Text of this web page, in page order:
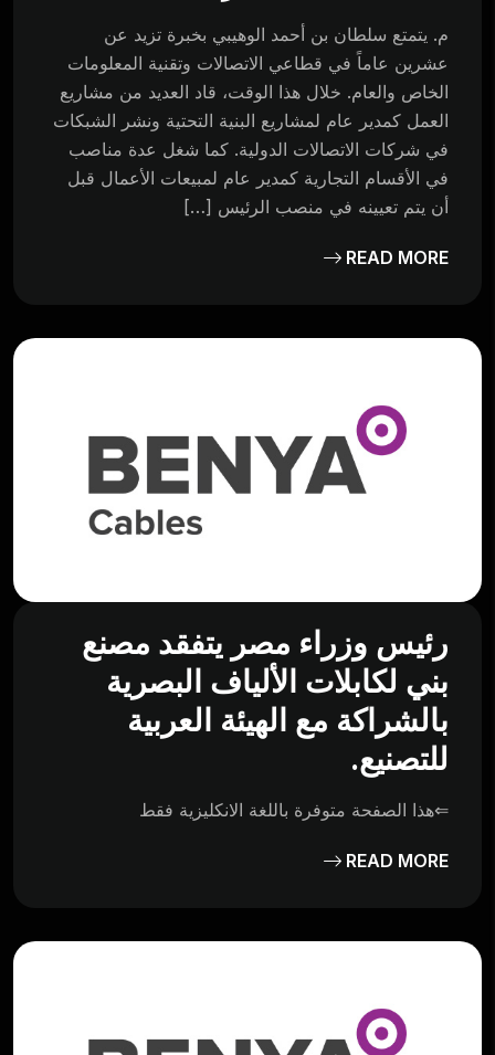
م. يتمتع سلطان بن أحمد الوهيبي بخبرة تزيد عن
عشرين عاماً في قطاعي الاتصالات وتقنية المعلومات
الخاص والعام. خلال هذا الوقت، قاد العديد من مشاريع
العمل كمدير عام لمشاريع البنية التحتية ونشر الشبكات
في شركات الاتصالات الدولية. كما شغل عدة مناصب
في الأقسام التجارية كمدير عام لمبيعات الأعمال قبل
أن يتم تعيينه في منصب الرئيس […]
READ MORE
رئيس وزراء مصر يتفقد مصنع
بني لكابلات الألياف البصرية
بالشراكة مع الهيئة العربية
للتصنيع.
⇐هذا الصفحة متوفرة باللغة الانكليزية فقط
READ MORE